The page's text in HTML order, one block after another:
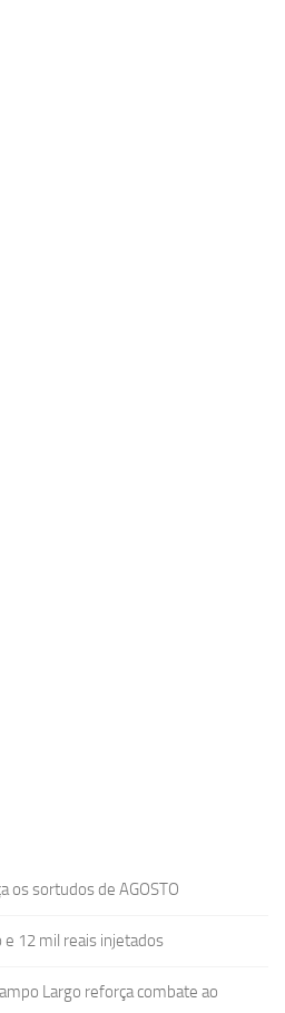
os sortudos de AGOSTO
e 12 mil reais injetados
Largo reforça combate ao